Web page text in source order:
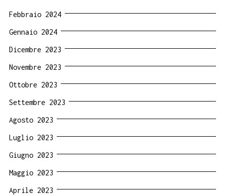
Febbraio 2024
Gennaio 2024
Dicembre 2023
Novembre 2023
Ottobre 2023
Settembre 2023
Agosto 2023
Luglio 2023
Giugno 2023
Maggio 2023
Aprile 2023